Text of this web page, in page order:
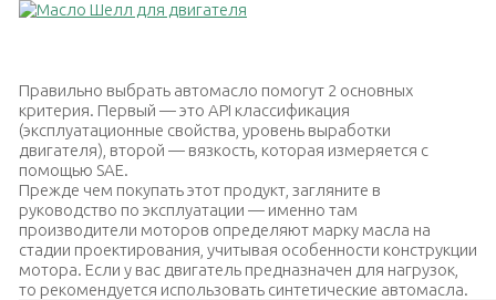
Правильно выбрать автомасло помогут 2 основных
критерия. Первый — это API классификация
(эксплуатационные свойства, уровень выработки
двигателя), второй — вязкость, которая измеряется с
помощью SAE.
Прежде чем покупать этот продукт, загляните в
руководство по эксплуатации — именно там
производители моторов определяют марку масла на
стадии проектирования, учитывая особенности конструкции
мотора. Если у вас двигатель предназначен для нагрузок,
то рекомендуется использовать синтетические автомасла.